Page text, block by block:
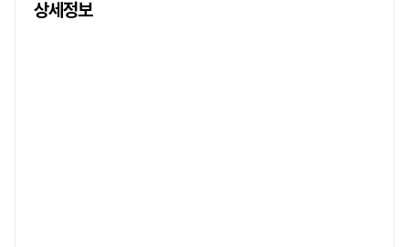
상세정보